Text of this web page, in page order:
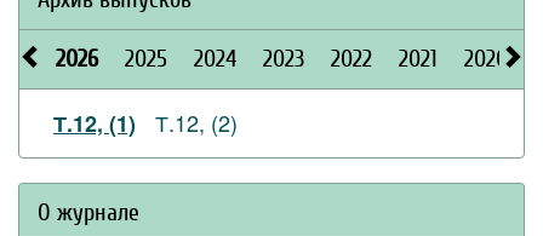
2026 2025 2024 2023 2022 2021 2020
Т.12, (1) Т.12, (2)
О журнале